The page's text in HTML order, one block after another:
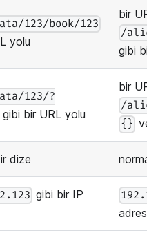
123/book/123
yolu
bir
/
gibi bir
123/?
gibi bir URL yolu
bir
/
{}
dize normal
gibi bir IP
adresi